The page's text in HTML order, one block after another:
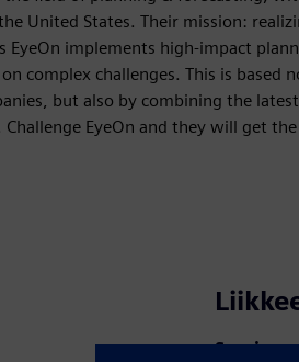
United States. Their mission:
EyeOn implements high-impact
complex challenges. This is
but also by combining the
EyeOn and they will get
Service